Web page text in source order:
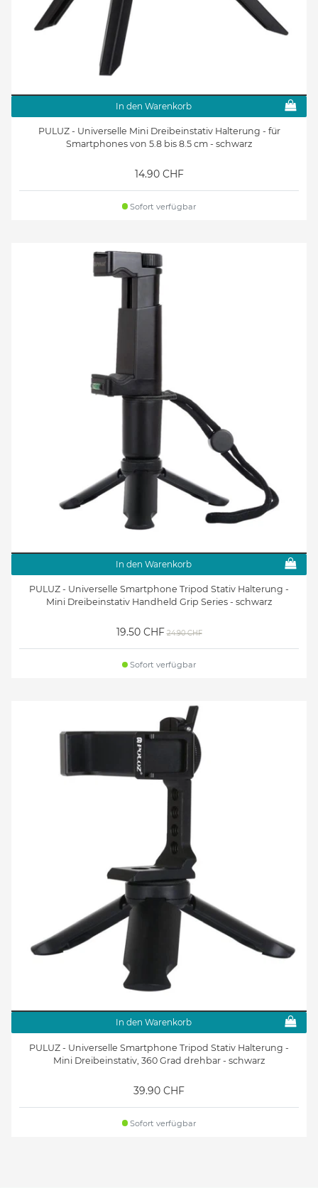
In den Warenkorb
PULUZ - Universelle Mini Dreibeinstativ Halterung - für
Smartphones von 5.8 bis 8.5 cm - schwarz
14.90 CHF
Sofort verfügbar
In den Warenkorb
PULUZ - Universelle Smartphone Tripod Stativ Halterung -
Mini Dreibeinstativ Handheld Grip Series - schwarz
19.50 CHF 24.90 CHF
Sofort verfügbar
In den Warenkorb
PULUZ - Universelle Smartphone Tripod Stativ Halterung -
Mini Dreibeinstativ, 360 Grad drehbar - schwarz
39.90 CHF
Sofort verfügbar